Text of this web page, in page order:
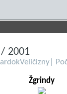
/ 2001
Žgrindy